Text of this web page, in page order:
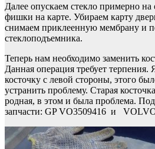
Далее опускаем стекло примерно
фишки на карте. Убираем карту
снимаем приклеенную мембрану и
стеклоподъемника.
Теперь нам необходимо заменить
Данная операция требует терпения.
косточку с левой стороны, этого
устранить проблему. Старая
родная, в этом и была проблема.
запчасти: GP VO3509416 и